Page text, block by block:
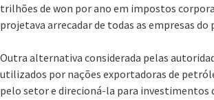
trilhões de won por ano em impostos
projetava arrecadar de todas as empresas do
Outra alternativa considerada pelas
utilizados por nações exportadoras de
pelo setor e direcioná-la para investimentos